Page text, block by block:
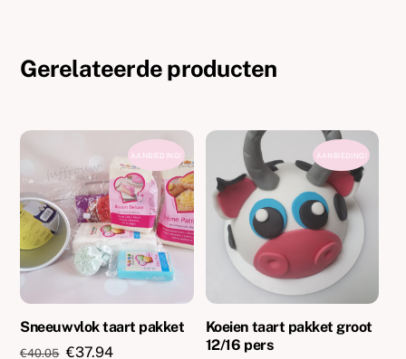
Gerelateerde producten
AANBIEDING!
Sneeuwvlok taart pakket
€40.05 Oorspronkelijke
€37.94Huidige
AANBIEDING!
Koeien taart pakket groot
12/16 pers